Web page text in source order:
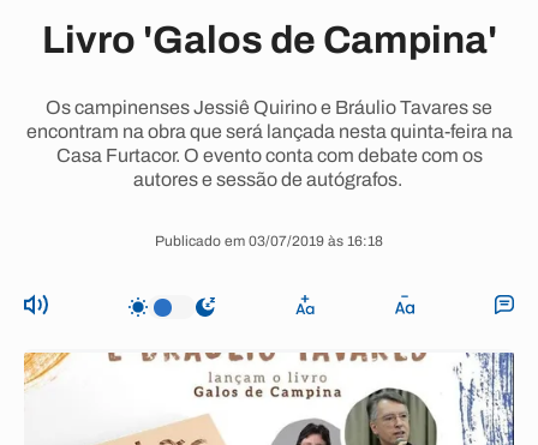
Livro 'Galos de Campina'
Os campinenses Jessiê Quirino e Bráulio Tavares se
encontram na obra que será lançada nesta quinta-feira na
Casa Furtacor. O evento conta com debate com os
autores e sessão de autógrafos.
Publicado em 03/07/2019 às 16:18